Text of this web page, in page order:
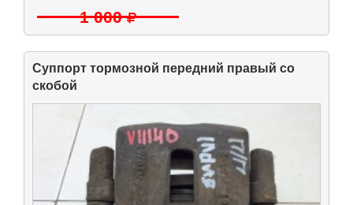
1 000
Суппорт тормозной передний правый со
скобой